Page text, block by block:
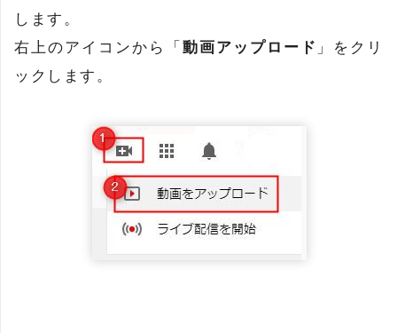
します。
右上のアイコンから「 動画アップロード 」をクリ
ックします。